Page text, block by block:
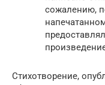
сожалению,
Стихотворение,